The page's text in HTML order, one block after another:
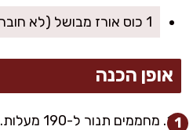
1 כוס אורז מבושל (לא חובה אבל מומלץ בסוגיות)
אופן הכנה
מחממים תנור ל-190 מעלות.